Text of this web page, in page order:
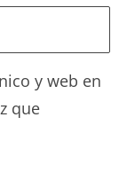
y web en
que